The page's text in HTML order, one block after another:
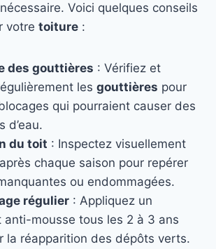
Voici quelques conseils
votre toiture :
des gouttières : Vérifiez et
les gouttières pour
qui pourraient causer des
d’eau.
du toit : Inspectez visuellement
après chaque saison pour repérer
ou endommagées.
régulier : Appliquez un
anti-mousse tous les 2 à 3 ans
la réapparition des dépôts verts.